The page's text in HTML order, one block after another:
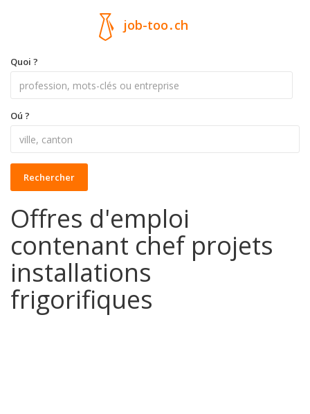
job-too.ch
Quoi ?
Oú ?
Rechercher
Offres d'emploi
contenant chef projets
installations
frigorifiques